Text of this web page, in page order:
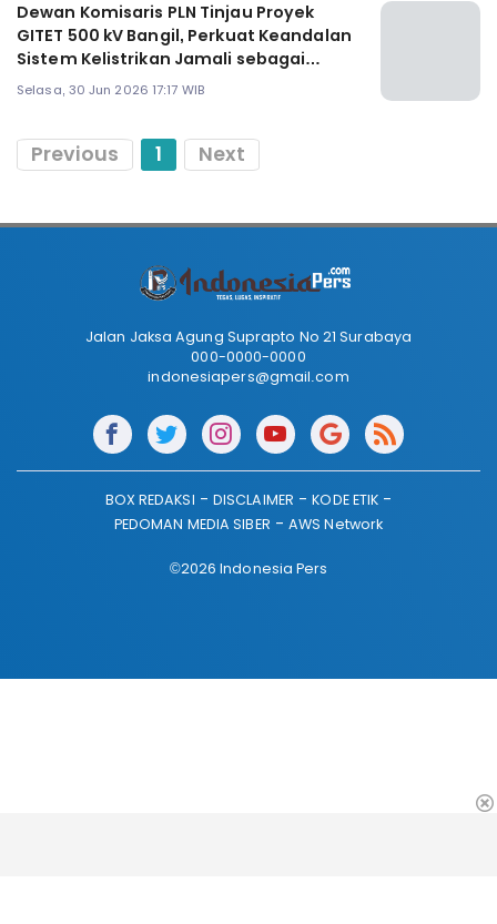
Dewan Komisaris PLN Tinjau Proyek
GITET 500 kV Bangil, Perkuat Keandalan
Sistem Kelistrikan Jamali sebagai
Kinerja PLN
Selasa, 30 Jun 2026 17:17 WIB
Previous 1 Next
Jalan Jaksa Agung Suprapto No 21 Surabaya
000-0000-0000
indonesiapers@gmail.com
BOX REDAKSI DISCLAIMER
KODE ETIK
PEDOMAN MEDIA SIBER
AWS Network
©2026 Indonesia Pers